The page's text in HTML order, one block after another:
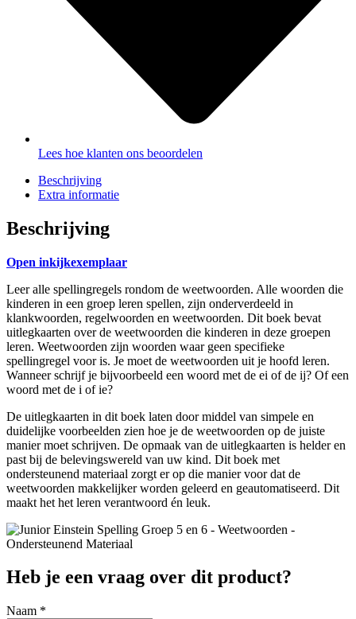
Lees hoe klanten ons beoordelen
Beschrijving
Extra informatie
Beschrijving
Open inkijkexemplaar
Leer alle spellingregels rondom de weetwoorden. Alle woorden die
kinderen in een groep leren spellen, zijn onderverdeeld in
klankwoorden, regelwoorden en weetwoorden. Dit boek bevat
uitlegkaarten over de weetwoorden die kinderen in deze groepen
leren. Weetwoorden zijn woorden waar geen specifieke
spellingregel voor is. Je moet de weetwoorden uit je hoofd leren.
Wanneer schrijf je bijvoorbeeld een woord met de ei of de ij? Of een
woord met de i of ie?
De uitlegkaarten in dit boek laten door middel van simpele en
duidelijke voorbeelden zien hoe je de weetwoorden op de juiste
manier moet schrijven. De opmaak van de uitlegkaarten is helder en
past bij de belevingswereld van uw kind. Dit boek met
ondersteunend materiaal zorgt er op die manier voor dat de
weetwoorden makkelijker worden geleerd en geautomatiseerd. Dit
maakt het het leren verantwoord én leuk.
Heb je een vraag over dit product?
Naam *